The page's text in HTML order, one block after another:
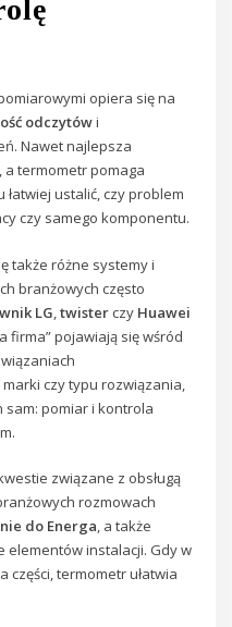
opiera się na
odczytówi
Nawet najlepsza
a termometr pomaga
ustalić, czy problem
czy samego komponentu.
także różne systemy i
branżowych często
LG,twister czy Huawei
firma” pojawiają się wśród
czy typu rozwiązania,
pomiar i kontrola
związane z obsługą
rozmowach
do Energa, a także
elementów instalacji. Gdy w
części, termometr ułatwia